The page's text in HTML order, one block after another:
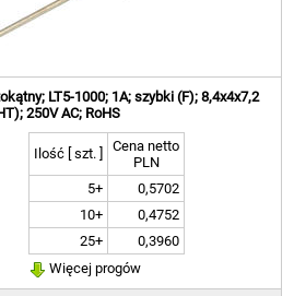
LT5-1000; 1A; szybki (F); 8,4x4x7,2
250V AC; RoHS
Ilość [ szt. ]
Cena netto
PLN
5+
0,5702
10+
0,4752
25+
0,3960
Więcej progów